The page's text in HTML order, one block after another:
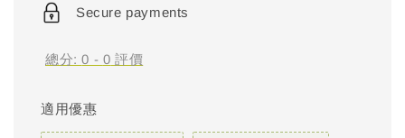
Secure payments
總分:0 - 0 評價
適用優惠